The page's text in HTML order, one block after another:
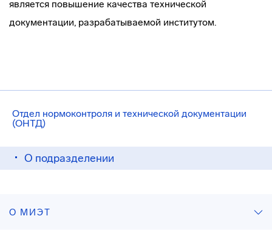
Отдел нормоконтроля и технической документации
(ОНТД)
О подразделении
является повышение качества технической
документации, разрабатываемой институтом.
О МИЭТ